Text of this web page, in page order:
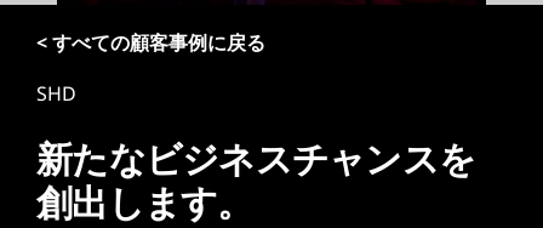
< すべての顧客事例に戻る
SHD
新たなビジネスチャンスを
創出します。